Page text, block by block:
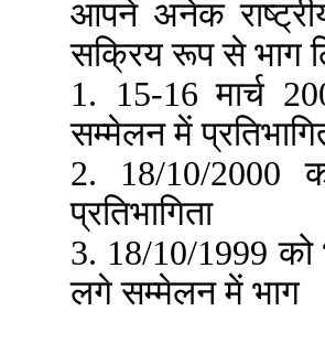
आपने अनेक
सक्रिय रूप से भाग
1. 15-16 मार्च
सम्मेलन में
2. 18/10/2000
प्रतिभागिता
3. 18/10/1999
लगे सम्मेलन में भाग